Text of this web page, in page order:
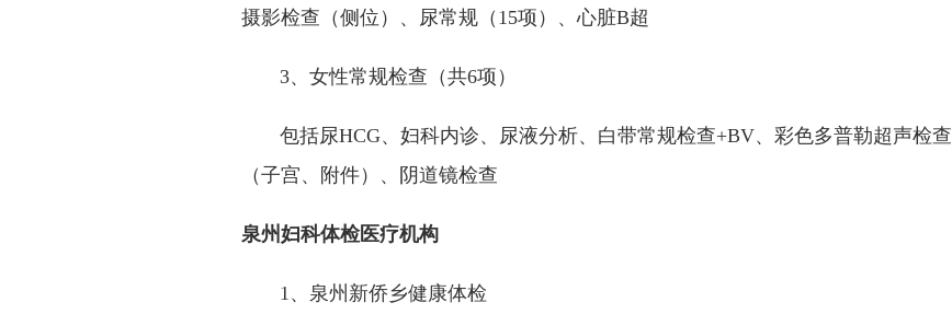
摄影检查（侧位）、尿常规（15项）、心脏B超
3、女性常规检查（共6项）
包括尿HCG、妇科内诊、尿液分析、白带常规检查+BV、彩色多普勒超声检查
（子宫、附件）、阴道镜检查
泉州妇科体检医疗机构
1、泉州新侨乡健康体检